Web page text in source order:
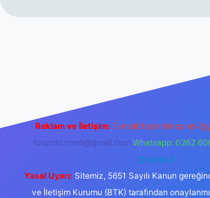
Reklam ve İletişim: E-mail:
forumhizmeti@gmail.com Whatsapp: 0262
@karabul
Yasal Uyarı: Sitemiz, 5651 Sayılı Kanun
ve İletişim Kurumu (BTK) tarafından